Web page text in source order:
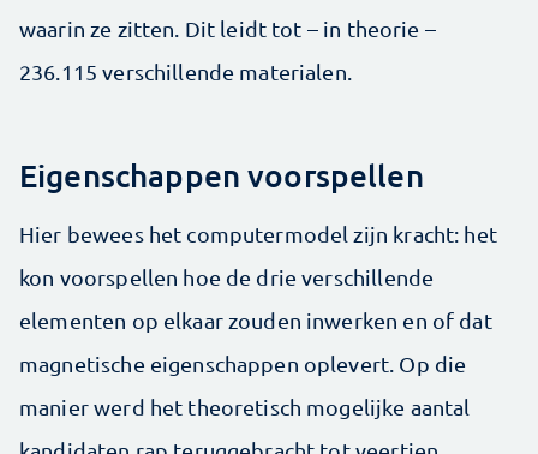
waarin ze zitten. Dit leidt tot – in theorie –
236.115 verschillende materialen.
Eigenschappen voorspellen
Hier bewees het computermodel zijn kracht: het
kon voorspellen hoe de drie verschillende
elementen op elkaar zouden inwerken en of dat
magnetische eigenschappen oplevert. Op die
manier werd het theoretisch mogelijke aantal